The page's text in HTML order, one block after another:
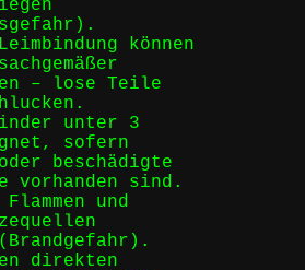
können
– lose Teile
unter 3
sofern
beschädigte
vorhanden sind.
und
direkten